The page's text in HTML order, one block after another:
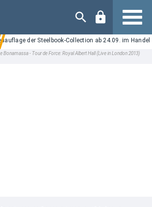
Navigation
der Steelbook-Collection ab 24.09. im Handel
Bonamassa - Tour de Force: Royal Albert Hall (Live in London 2013)